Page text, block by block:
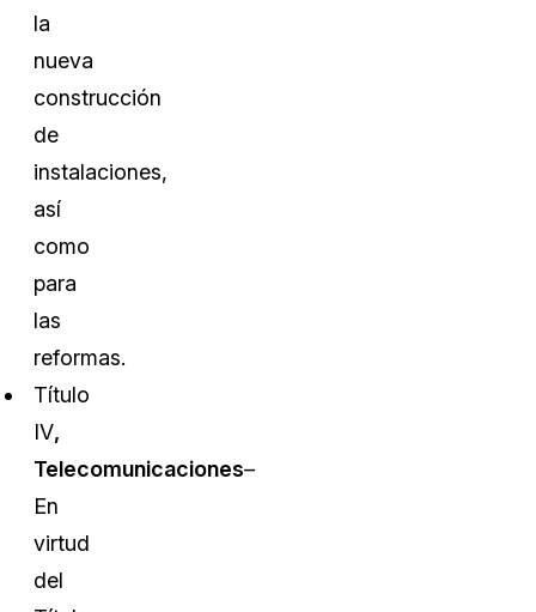
la
nueva
construcción
de
instalaciones,
así
como
para
las
reformas.
Título
IV,
Telecomunicaciones–
En
virtud
del